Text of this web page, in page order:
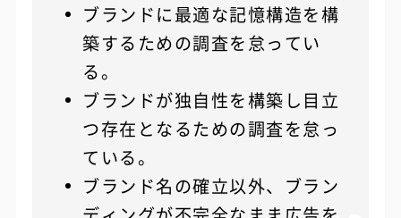
ブランドに最適な記憶構造を構
築するための調査を怠ってい
る。
ブランドが独自性を構築し目立
つ存在となるための調査を怠っ
ている。
ブランド名の確立以外、ブラン